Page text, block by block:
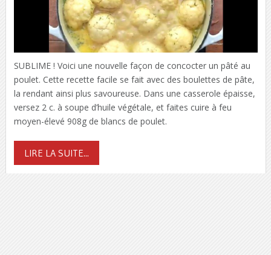
SUBLIME ! Voici une nouvelle façon de concocter un pâté au
poulet. Cette recette facile se fait avec des boulettes de pâte,
la rendant ainsi plus savoureuse. Dans une casserole épaisse,
versez 2 c. à soupe d’huile végétale, et faites cuire à feu
moyen-élevé 908g de blancs de poulet.
LIRE LA SUITE...